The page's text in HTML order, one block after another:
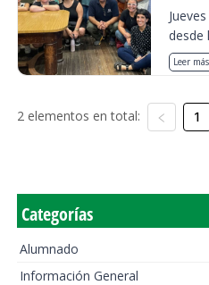
desde
Leer más
2 elementos en total: 1
Categorías
Alumnado
Información General